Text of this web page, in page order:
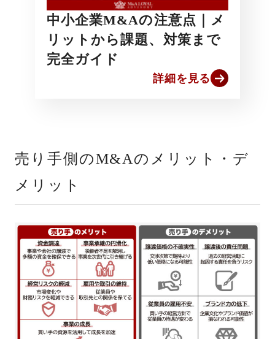
中小企業M&Aの注意点｜メ
リットから課題、対策まで
完全ガイド
詳細を見る
売り手側のM&Aのメリット・デ
メリット